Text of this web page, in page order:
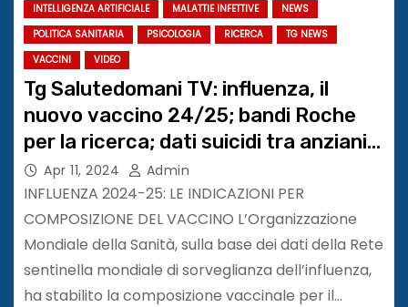
INTELLIGENZA ARTIFICIALE
MALATTIE INFETTIVE
NEWS
POLITICA SANITARIA
PSICOLOGIA RICERCA
TG NEWS
VACCINI
VIDEO
Tg Salutedomani TV: influenza, il
nuovo vaccino 24/25; bandi Roche
per la ricerca; dati suicidi tra anziani
in Italia
Apr 11, 2024 Admin
INFLUENZA 2024-25: LE INDICAZIONI PER
COMPOSIZIONE DEL VACCINO L’Organizzazione
Mondiale della Sanità, sulla base dei dati della Rete
sentinella mondiale di sorveglianza dell’influenza,
ha stabilito la composizione vaccinale per il…